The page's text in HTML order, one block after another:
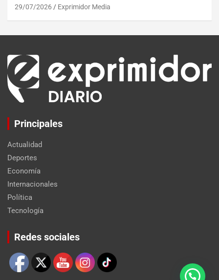
29/07/2026 Exprimidor Media
Principales
Actualidad
Deportes
Economía
Internacionales
Política
Tecnología
Redes sociales